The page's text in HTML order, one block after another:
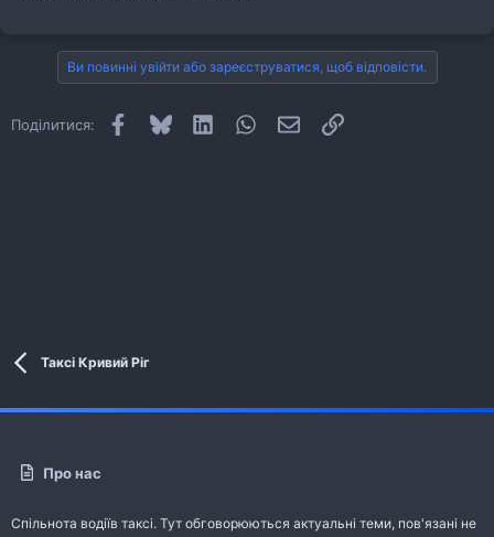
Ви повинні увійти або зареєструватися, щоб відповісти.
Поділитися: Facebook
Bluesky LinkedInWhatsApp
E-mailПосилання
Таксі Кривий Ріг
Про нас
Спільнота водіїв таксі. Тут обговорюються актуальні теми, пов'язані не